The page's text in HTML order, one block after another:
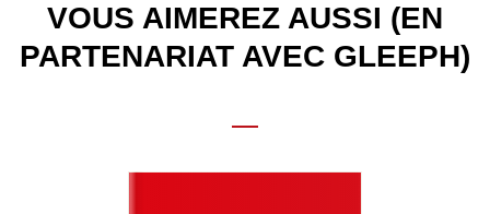
VOUS AIMEREZ AUSSI (EN
PARTENARIAT AVEC GLEEPH)